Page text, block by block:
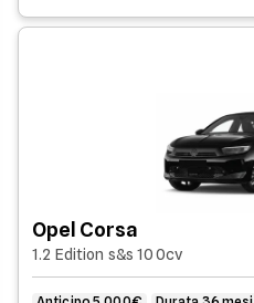
Opel Corsa
1.2 Edition s&s 100cv